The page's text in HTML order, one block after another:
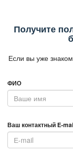
Получите
Если вы уже
ФИО
аш контактный E-